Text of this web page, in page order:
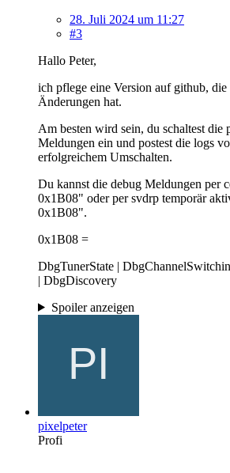
28. Juli 2024 um 11:27
#3
Hallo Peter,
ich pflege eine Version auf github, die
Änderungen hat.
Am besten wird sein, du schaltest die
Meldungen ein und postest die logs
erfolgreichem Umschalten.
Du kannst die debug Meldungen per
0x1B08" oder per svdrp temporär
0x1B08".
0x1B08 =
DbgTunerState |
| DbgDiscovery
Spoiler anzeigen
pixelpeter
Profi